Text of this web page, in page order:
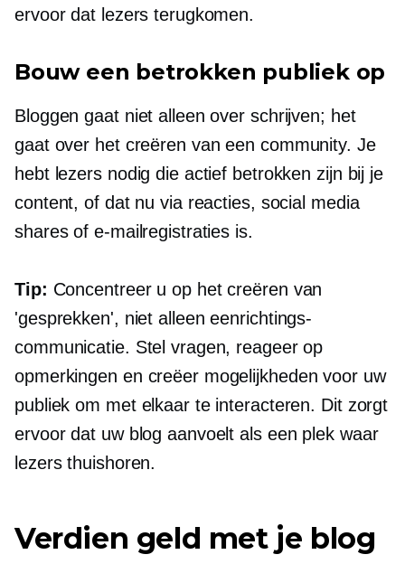
ervoor dat lezers terugkomen.
Bouw een betrokken publiek op
Bloggen gaat niet alleen over schrijven; het
gaat over het creëren van een community. Je
hebt lezers nodig die actief betrokken zijn bij je
content, of dat nu via reacties, social media
shares of e-mailregistraties is.
Tip: Concentreer u op het creëren van
'gesprekken', niet alleeneenrichtings-
communicatie. Stel vragen, reageer op
opmerkingen en creëer mogelijkheden voor uw
publiek om met elkaar te interacteren. Dit zorgt
ervoor dat uw blog aanvoelt als een plek waar
lezers thuishoren.
Verdien geld met je blog